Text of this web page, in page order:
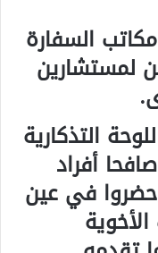
السفارة
لمستشارين
التذكارية
أفراد
حضروا في عين